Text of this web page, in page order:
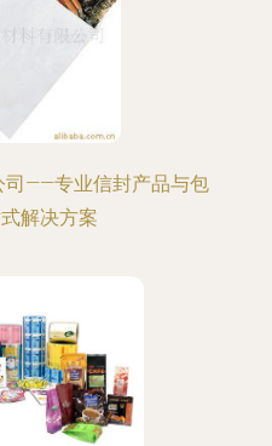
司——专业信封产品与包
解决方案